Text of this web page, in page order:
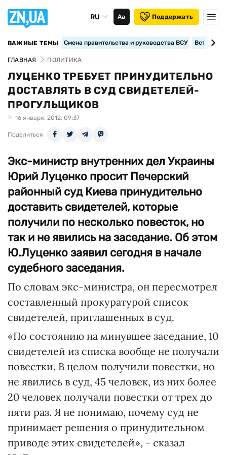
RU Аа Поддержать
ВАЖНЫЕ ТЕМЫ Смена правительства и руководства ВСУ
ГЛАВНАЯ ПОЛИТИКА
ЛУЦЕНКО ТРЕБУЕТ ПРИНУДИТЕЛЬНО
ДОСТАВЛЯТЬ В СУД СВИДЕТЕЛЕЙ-
ПРОГУЛЬЩИКОВ
16 января, 2012, 09:37
Поделиться
Экс-министр внутренних дел Украины
Юрий Луценко просит Печерский
районный суд Киева принудительно
доставить свидетелей, которые
получили по несколько повесток, но
так и не явились на заседание. Об этом
Ю.Луценко заявил сегодня в начале
судебного заседания.
По словам экс-министра, он пересмотрел
составленный прокуратурой список
свидетелей, приглашенных в суд.
«По состоянию на минувшее заседание, 10
свидетелей из списка вообще не получали
повестки. В целом получили повестки, но
не явились в суд, 45 человек, из них более
20 человек получали повестки от трех до
пяти раз. Я не понимаю, почему суд не
принимает решения о принудительном
приводе этих свидетелей», - сказал